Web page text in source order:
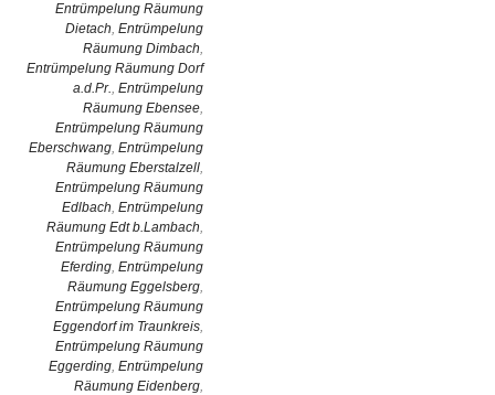
Entrümpelung Räumung
Dietach, Entrümpelung
Räumung Dimbach,
Entrümpelung Räumung Dorf
a.d.Pr., Entrümpelung
Räumung Ebensee,
Entrümpelung Räumung
Eberschwang, Entrümpelung
Räumung Eberstalzell,
Entrümpelung Räumung
Edlbach, Entrümpelung
Räumung Edt b.Lambach,
Entrümpelung Räumung
Eferding, Entrümpelung
Räumung Eggelsberg,
Entrümpelung Räumung
Eggendorf im Traunkreis,
Entrümpelung Räumung
Eggerding, Entrümpelung
Räumung Eidenberg,